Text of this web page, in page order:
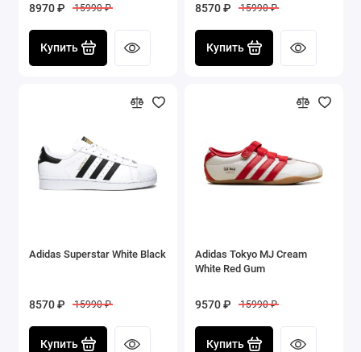
8970 ₽ 15990 ₽
Купить
8570 ₽ 15990 ₽
Купить
Adidas Superstar White Black
8570 ₽ 15990 ₽
Купить
Adidas Tokyo MJ Cream
White Red Gum
9570 ₽ 15990 ₽
Купить